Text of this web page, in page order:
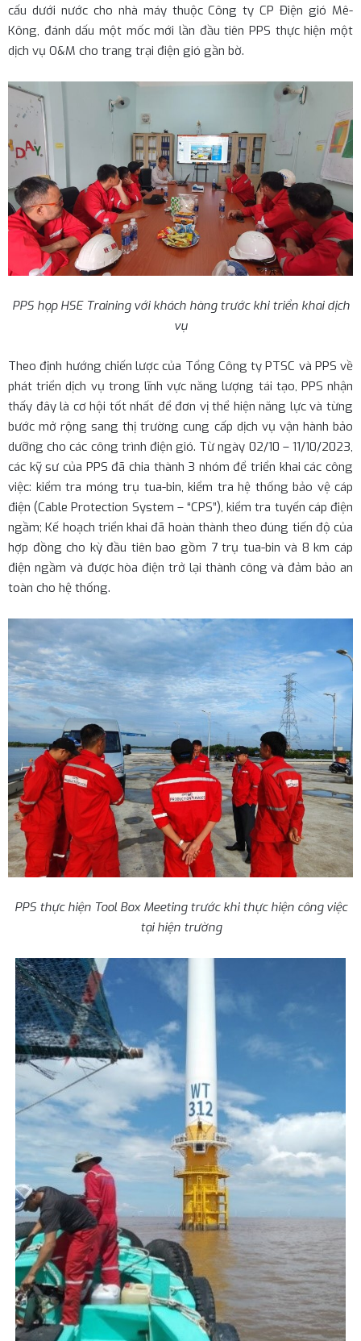
cấu dưới nước cho nhà máy thuộc Công ty CP Điện gió Mê-
Kông, đánh dấu một mốc mới lần đầu tiên PPS thực hiện một
dịch vụ O&M cho trang trại điện gió gần bờ.
PPS họp HSE Training với khách hàng trước khi triển khai dịch
vụ
Theo định hướng chiến lược của Tổng Công ty PTSC và PPS về
phát triển dịch vụ trong lĩnh vực năng lượng tái tạo, PPS nhận
thấy đây là cơ hội tốt nhất để đơn vị thể hiện năng lực và từng
bước mở rộng sang thị trường cung cấp dịch vụ vận hành bảo
dưỡng cho các công trình điện gió. Từ ngày 02/10 – 11/10/2023,
các kỹ sư của PPS đã chia thành 3 nhóm để triển khai các công
việc: kiểm tra móng trụ tua-bin, kiểm tra hệ thống bảo vệ cáp
điện (Cable Protection System – “CPS”), kiểm tra tuyến cáp điện
ngầm; Kế hoạch triển khai đã hoàn thành theo đúng tiến độ của
hợp đồng cho kỳ đầu tiên bao gồm 7 trụ tua-bin và 8 km cáp
điện ngầm và được hòa điện trở lại thành công và đảm bảo an
toàn cho hệ thống.
PPS thực hiện Tool Box Meeting trước khi thực hiện công việc
tại hiện trường